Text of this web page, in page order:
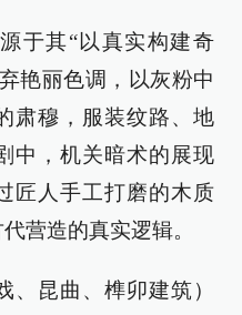
于其“以真实构建奇
艳丽色调，以灰粉中
肃穆，服装纹路、地
中，机关暗术的展现
匠人手工打磨的木质
营造的真实逻辑。
、昆曲、榫卯建筑）